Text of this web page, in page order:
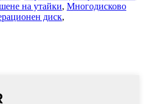
на утайки, Многодисково
диск,